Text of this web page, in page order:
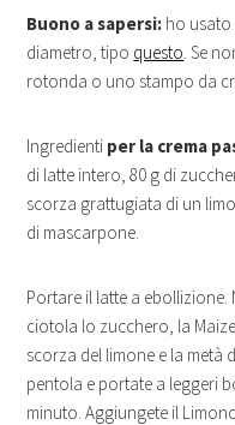
Buono a sapersi: ho usato
diametro, tipo questo. Se
rotonda o uno stampo da
Ingredienti per la crema
di latte intero, 80 g di
scorza grattugiata di un
di mascarpone.
Portare il latte a
ciotola lo zucchero, la
scorza del limone e la metà
pentola e portate a leggeri
minuto. Aggiungete il